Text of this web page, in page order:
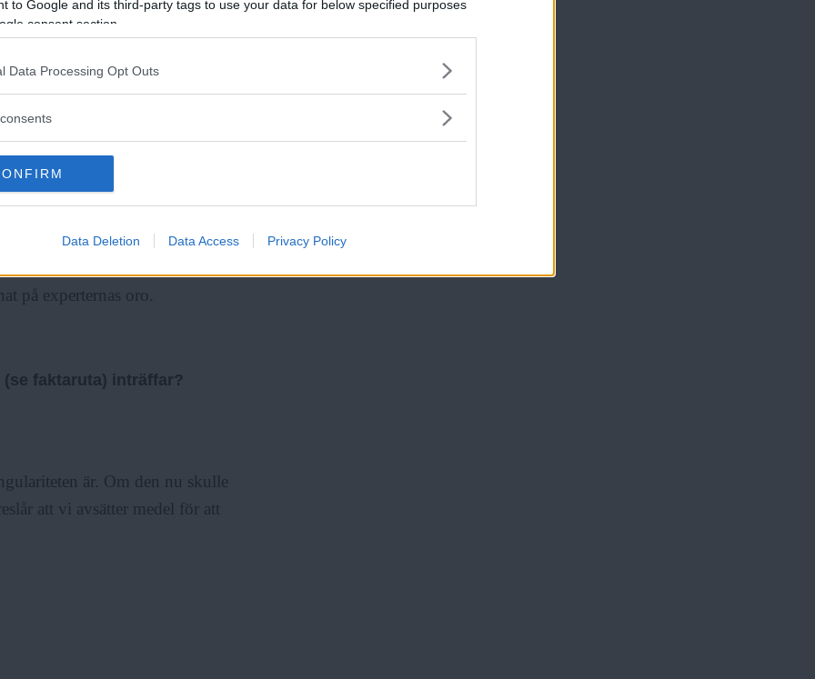
to Google and its third-party tags to use your data for below specified purposes
consent section.
Data Processing Opt Outs
Data Deletion Data Access Privacy Policy
Läs Frias efterträdare!
Syreär Sveriges enda gröna dagstidning som
finns både digitalt och i tryck.
det tidigt. Och vi har sett att
Andersson.
överlevnad, skriver ni i
är smartare än en människa.
vissa tror att det aldrig kommer
på experternas oro.
faktaruta) inträffar?
är. Om den nu skulle
att vi avsätter medel för att